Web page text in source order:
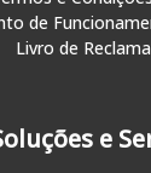
de
Livro de
e